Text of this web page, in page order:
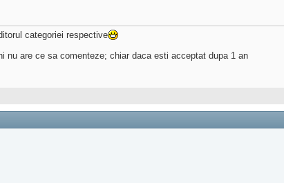
categoriei respective
nu are ce sa comenteze; chiar daca esti acceptat dupa 1 an